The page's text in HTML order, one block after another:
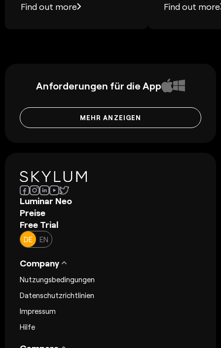
Find out more Find out more
Anforderungen für die App
MEHR ANZEIGEN
Luminar Neo
Preise
Free Trial
DE EN
Company
Nutzungsbedingungen
Datenschutzrichtlinien
Impressum
Hilfe